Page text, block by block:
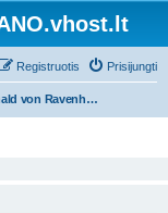
Prisijungti
Registruotis
Reginald von Ravenhorst